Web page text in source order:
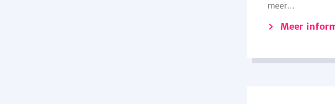
meer...
Meer